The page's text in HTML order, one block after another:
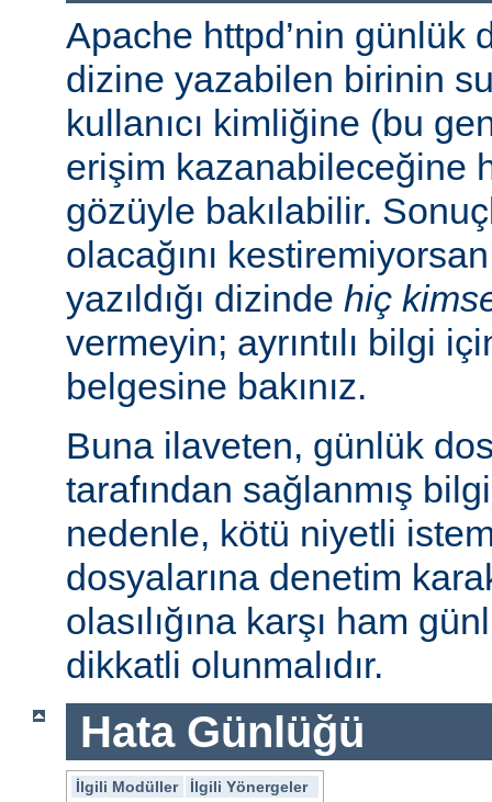
Apache httpd’nin günlük
dizine yazabilen birinin
kullanıcı kimliğine (bu
erişim kazanabileceğine
gözüyle bakılabilir.
olacağını
yazıldığı dizinde hiç
vermeyin; ayrıntılı bilgi
belgesine bakınız.
Buna ilaveten, günlük
tarafından sağlanmış
nedenle, kötü niyetli
dosyalarına denetim
olasılığına karşı ham
dikkatli olunmalıdır.
Hata Günlüğü
İlgili Modüller
İlgili Yönergeler